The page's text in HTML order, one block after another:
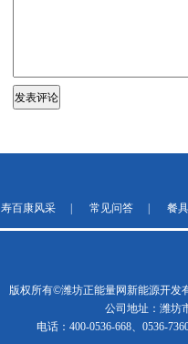
寿百康风采 常见问答 餐
版权所有©潍坊正能量网新能源开发
公司地址：
电话：400-0536-668、0536-